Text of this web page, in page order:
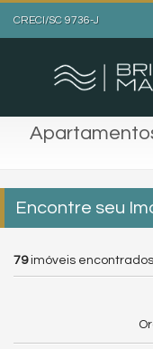
CRECI/SC 9736-J
Encontre seu
79imóveis encontrados